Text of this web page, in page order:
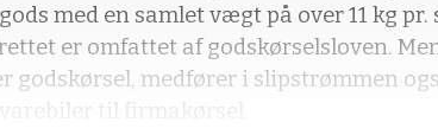
med en samlet vægt på over 11 kg pr.
er omfattet af godskørselsloven.
godskørsel, medfører i slipstrømmen
til firmakørsel.